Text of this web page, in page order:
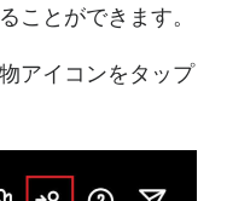
ことができます。
アイコンをタップ